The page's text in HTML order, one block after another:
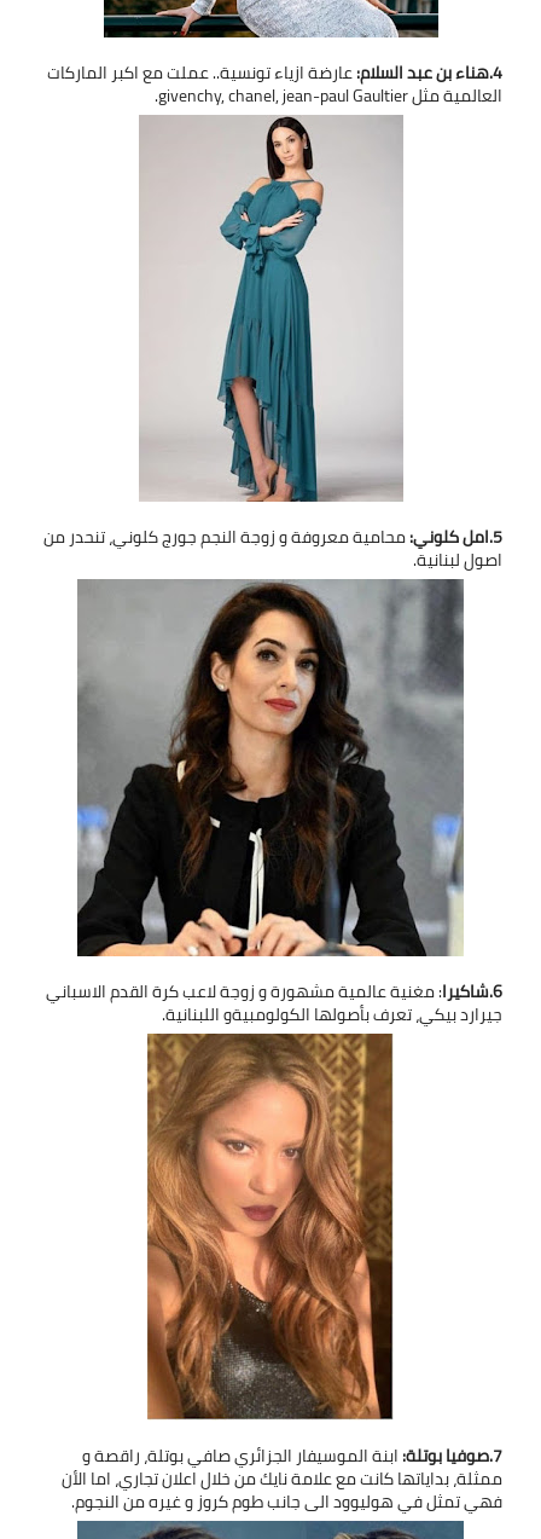
4.هناء بن عبد السلام: عارضة ازياء تونسية.. عملت مع اكبر الماركات
العالمية مثل givenchy, chanel, jean-paul Gaultier.
5.امل كلوني: محامية معروفة و زوجة النجم جورج كلوني، تنحدر من
اصول لبنانية.
6.شاكيرا : مغنية عالمية مشهورة و زوجة لاعب كرة القدم الاسباني
جيرارد بيكي، تعرف بأصولها الكولومبيةو اللبنانية.
7.صوفيا بوتلة: ابنة الموسيفار الجزائري صافي بوتلة، راقصة و
ممثلة، بداياتها كانت مع علامة نايك من خلال اعلان تجاري، اما الأن
فهي تمثل في هوليوود الى جانب طوم كروز و غيره من النجوم.